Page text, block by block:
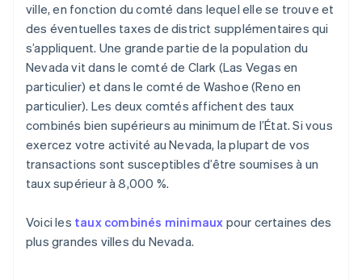
ville, en fonction du comté dans lequel elle se trouve et
des éventuelles taxes de district supplémentaires qui
s’appliquent. Une grande partie de la population du
Nevada vit dans le comté de Clark (Las Vegas en
particulier) et dans le comté de Washoe (Reno en
particulier). Les deux comtés affichent des taux
combinés bien supérieurs au minimum de l’État. Si vous
exercez votre activité au Nevada, la plupart de vos
transactions sont susceptibles d’être soumises à un
taux supérieur à 8,000 %.
Voici les taux combinés minimaux pour certaines des
plus grandes villes du Nevada.